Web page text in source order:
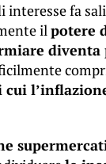
interesse fa
ilpotere
diventa